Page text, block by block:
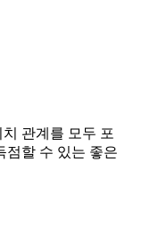
관계를 모두 포
점할 수 있는 좋은